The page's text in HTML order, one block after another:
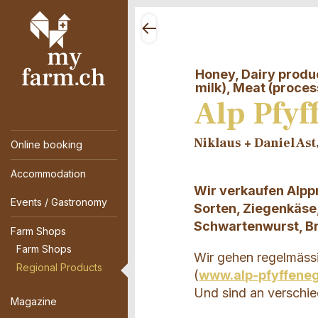
Online booking
Accommodation
Events / Gastronomy
Farm Shops
Farm Shops
Regional Products
Magazine
Honey, Dairy
milk), Meat
Alp
Niklaus + Daniel
Wir verkaufen
Sorten,
Schwartenwurst,
Wir gehen
(www.alp-
Und sind an